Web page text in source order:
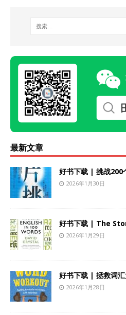
最新文章
好书下载 | 挑战200
2026年1月30日
好书下载 | The
2026年1月29日
好书下载 | 拯救词
2026年1月28日